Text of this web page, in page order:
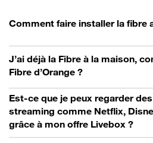
Comment faire installer la fibre
J’ai déjà la Fibre à la maison,
Fibre d’Orange ?
Est-ce que je peux regarder
streaming comme Netflix,
grâce à mon offre Livebox ?